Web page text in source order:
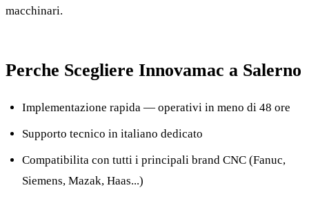
macchinari.
Perche Scegliere Innovamac a Salerno
Implementazione rapida — operativi in meno di 48 ore
Supporto tecnico in italiano dedicato
Compatibilita con tutti i principali brand CNC (Fanuc,
Siemens, Mazak, Haas...)